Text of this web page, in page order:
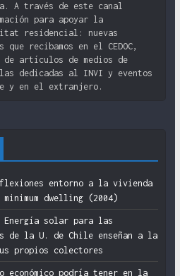
A través de este canal
para apoyar la
residencial: nuevas
recibamos en el CEDOC,
artículos de medios de
dedicadas al INVI y eventos
y en el extranjero.
entorno a la vivienda
dwelling (2004)
Energía solar para las
de la U. de Chile enseñan a la
propios colectores
económico podría tener en la